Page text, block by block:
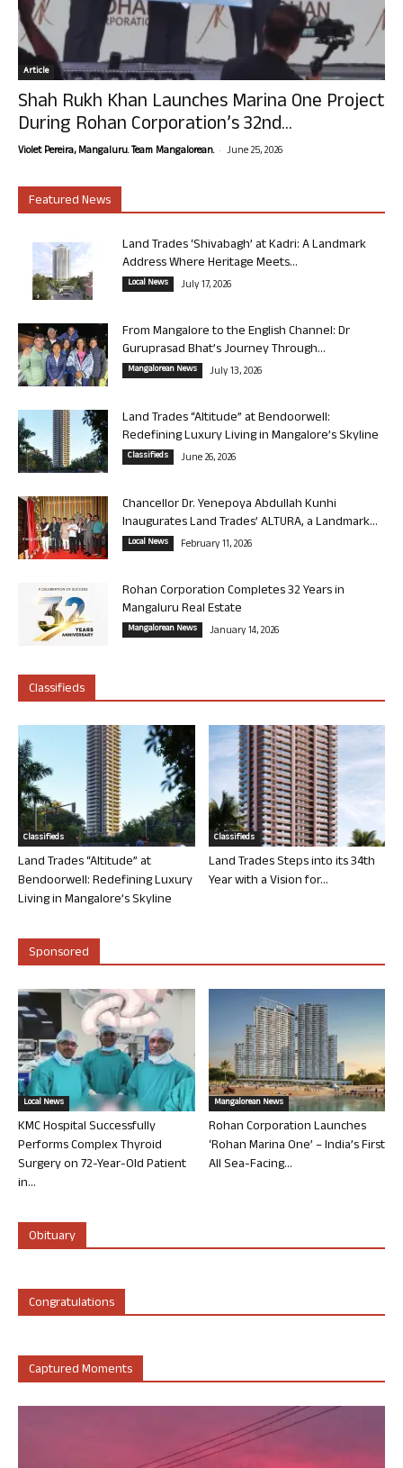
Article
Shah Rukh Khan Launches Marina One Project
During Rohan Corporation’s 32nd...
Violet Pereira, Mangaluru. Team Mangalorean. - June 25, 2026
Featured News
Land Trades ‘Shivabagh’ at Kadri: A Landmark
Address Where Heritage Meets...
Local News July 17, 2026
From Mangalore to the English Channel: Dr
Guruprasad Bhat’s Journey Through...
Mangalorean News July 13, 2026
Land Trades “Altitude” at Bendoorwell:
Redefining Luxury Living in Mangalore’s Skyline
Classifieds June 26, 2026
Chancellor Dr. Yenepoya Abdullah Kunhi
Inaugurates Land Trades’ ALTURA, a Landmark...
Local News February 11, 2026
Rohan Corporation Completes 32 Years in
Mangaluru Real Estate
Mangalorean News January 14, 2026
Classifieds
Classifieds
Land Trades “Altitude” at
Bendoorwell: Redefining Luxury
Living in Mangalore’s Skyline
Classifieds
Land Trades Steps into its 34th
Year with a Vision for...
Sponsored
Local News
KMC Hospital Successfully
Performs Complex Thyroid
Surgery on 72-Year-Old Patient
in...
Mangalorean News
Rohan Corporation Launches
‘Rohan Marina One’ – India’s First
All Sea-Facing...
Obituary
Congratulations
Captured Moments